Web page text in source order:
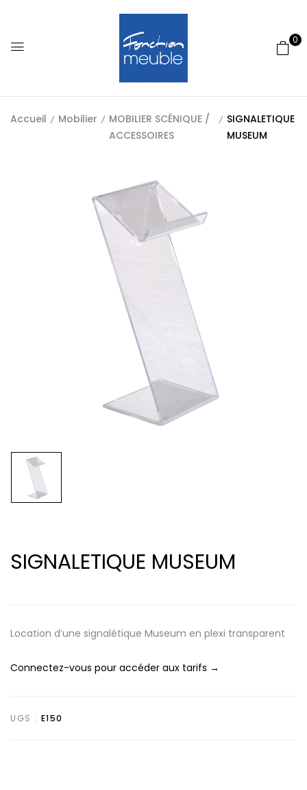
0
Accueil Mobilier
MOBILIER SCÉNIQUE /
ACCESSOIRES
SIGNALETIQUE
MUSEUM
SIGNALETIQUE MUSEUM
Location d’une signalétique Museum en plexi transparent
Connectez-vous pour accéder aux tarifs →
UGS : E150